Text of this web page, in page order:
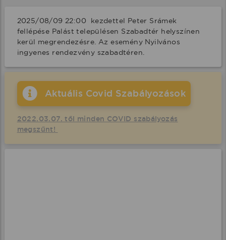
2025/08/09 22:00  kezdettel Peter Srámek
fellépése Palást településen Szabadtér helyszínen
kerül megrendezésre. Az esemény Nyilvános
ingyenes rendezvény szabadtéren.
Aktuális Covid Szabályozások
2022.03.07. től minden COVID szabályozás
megszűnt!